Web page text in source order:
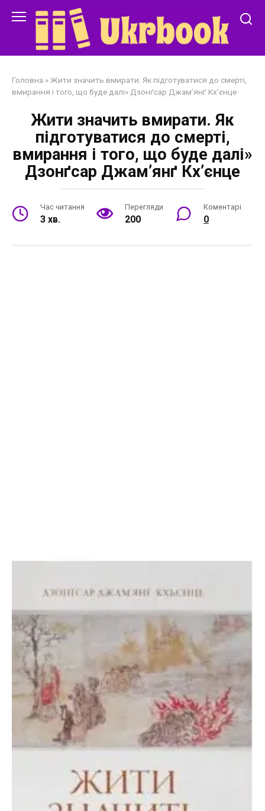
Головна »Жити значить вмирати. Як підготуватися до смерті,
вмирання і того, що буде далі» Дзонґсар Джам’янґ Кх’єнце
Жити значить вмирати. Як
підготуватися до смерті,
вмирання і того, що буде далі»
Дзонґсар Джам’янґ Кх’єнце
Час читання
3 хв.
Перегляди
200
Коментарі
0